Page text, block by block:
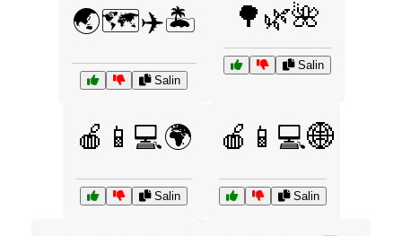
🌏🗺️✈️🏝️
Salin
🌳🌿🌺
Salin
🍎📱💻🌍
Salin
🍎📱💻🌐
Salin